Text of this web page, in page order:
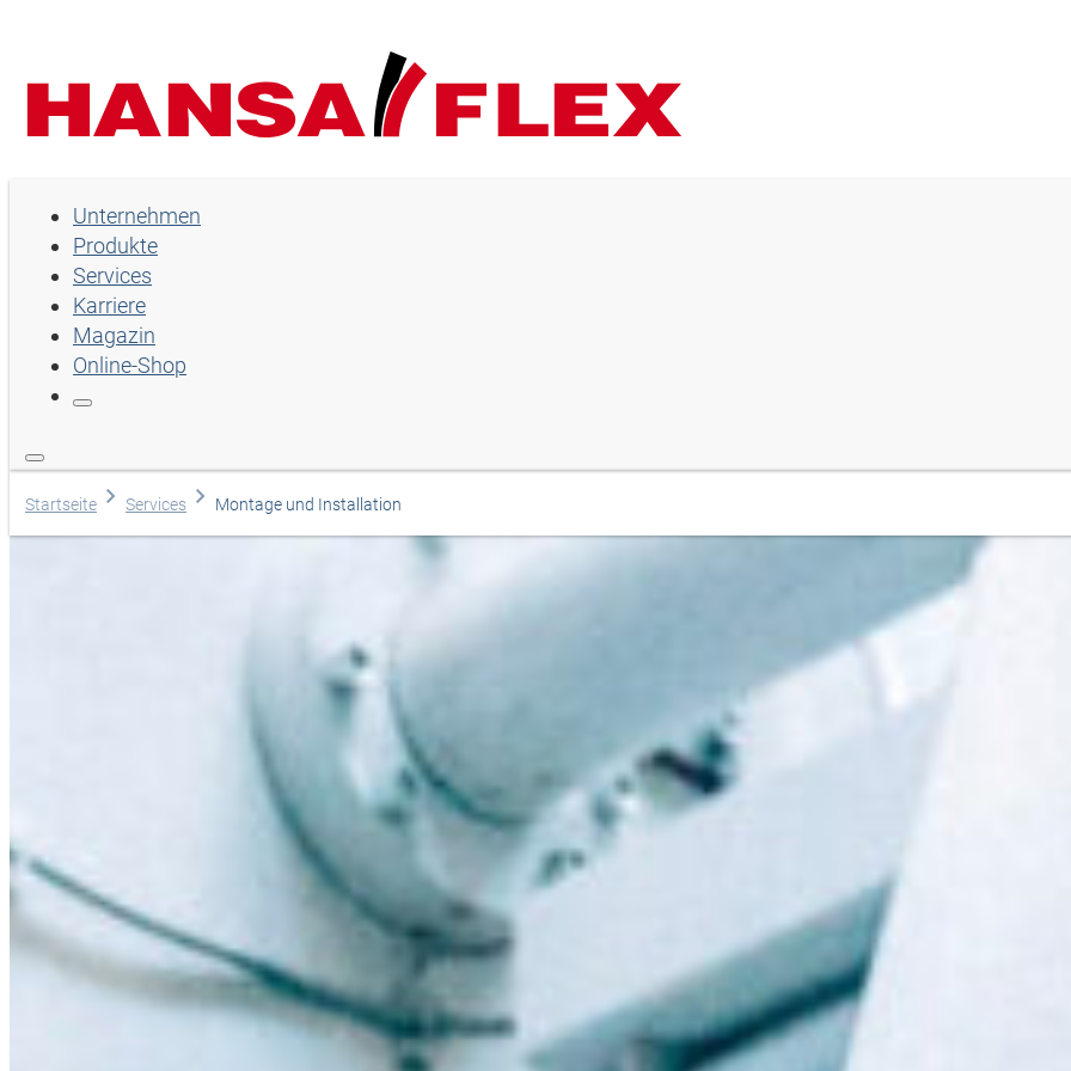
Unternehmen
Produkte
Services
Karriere
Magazin
Online-Shop
Startseite Services Montage und Installation
Asia & Pacific
Africa
Deutsch
Ihr direkter Draht zu uns
Haben Sie Fragen zu unseren Services und Produkten? Oder
benötigen Sie Hilfe?
Telefon
+385 1 2059 895
8:00 - 18:00
Sa 8:00 - 13:00
Sonn- und Feiertage sind ausgenommen
Unternehmen
Produkte
Services
Karriere
Sprache wählen
Hilfe und Kontakt